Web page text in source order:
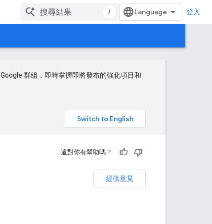
/ 登入
Google 群組，即時掌握即將發布的強化項目和
這對你有幫助嗎？
提供意見